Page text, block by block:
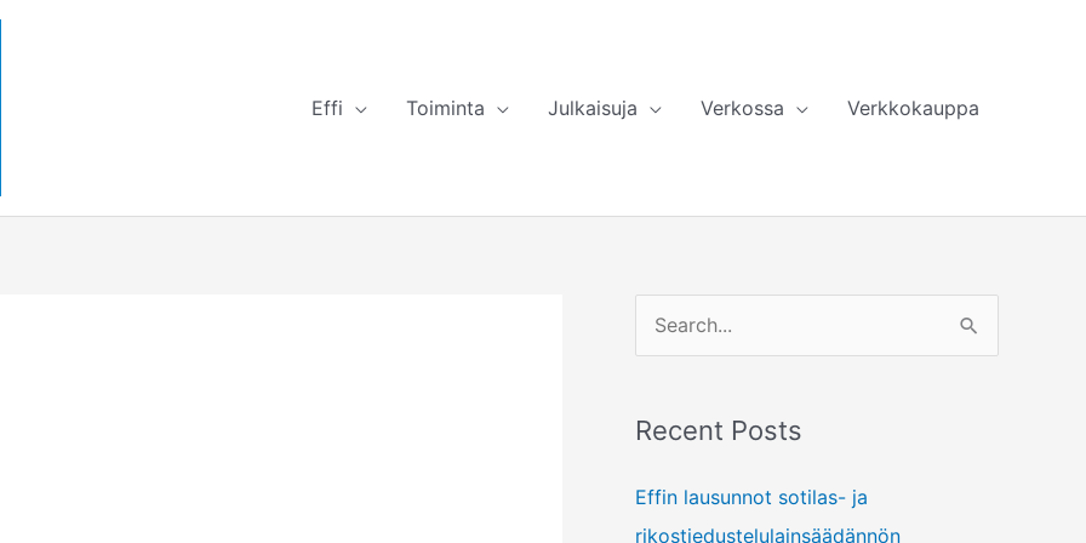
Effi
Toiminta Julkaisuja Verkossa Verkkokauppa
e
r
h
Recent Posts
Effin lausunnot sotilas- ja
rikostiedustelulainsäädännön